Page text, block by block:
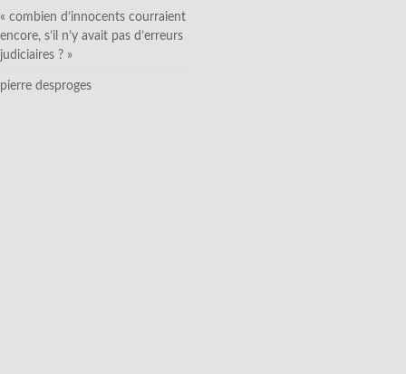
« combien d’innocents courraient
encore, s’il n’y avait pas d’erreurs
judiciaires ? »
pierre desproges